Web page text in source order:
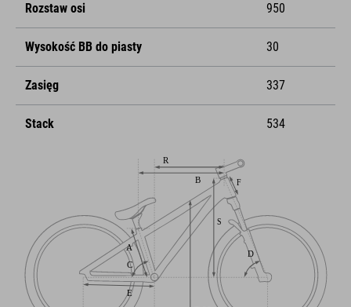
Rozstaw osi 950
Wysokość BB do piasty 30
Zasięg 337
Stack 534